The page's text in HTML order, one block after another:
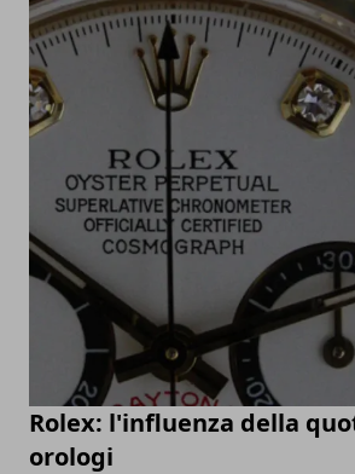
Rolex: l'influenza della
orologi